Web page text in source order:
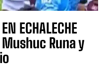
ECHALECHE
Runa y